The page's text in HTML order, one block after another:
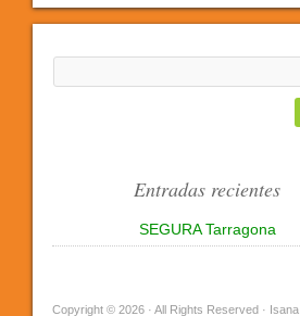
Entradas recientes
SEGURA Tarragona
Copyright © 2026 · All Rights Reserved · Isana